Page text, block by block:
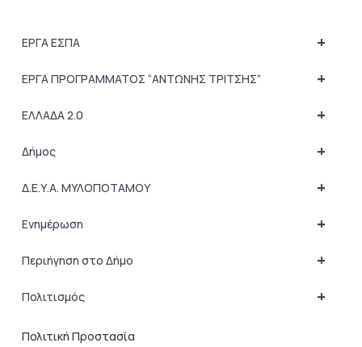
+
ΕΡΓΑ ΕΣΠΑ
+
ΕΡΓΑ ΠΡΟΓΡΑΜΜΑΤΟΣ “ΑΝΤΩΝΗΣ ΤΡΙΤΣΗΣ”
+
ΕΛΛΑΔΑ 2.0
+
Δήμος
+
Δ.Ε.Υ.Α. ΜΥΛΟΠΟΤΑΜΟΥ
+
Ενημέρωση
+
Περιήγηση στο Δήμο
+
Πολιτισμός
Πολιτική Προστασία